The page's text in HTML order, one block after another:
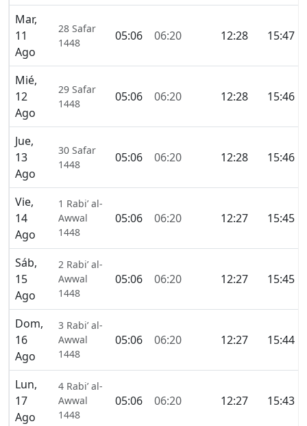
Mar,
11
Ago
28 Safar
1448
05:06 06:20 12:28 15:47
Mié,
12
Ago
29 Safar
1448
05:06 06:20 12:28 15:46
Jue,
13
Ago
30 Safar
1448
05:06 06:20 12:28 15:46
Vie,
14
Ago
1 Rabi’ al-
Awwal
1448
05:06 06:20 12:27 15:45
Sáb,
15
Ago
2 Rabi’ al-
Awwal
1448
05:06 06:20 12:27 15:45
Dom,
16
Ago
3 Rabi’ al-
Awwal
1448
05:06 06:20 12:27 15:44
Lun,
17
Ago
4 Rabi’ al-
Awwal
1448
05:06 06:20 12:27 15:43